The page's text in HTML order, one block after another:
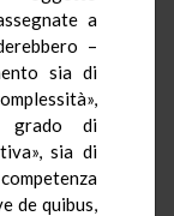
a
–
sia di
grado di
sia di
de quibus,